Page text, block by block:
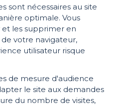
sont nécessaires au site
optimale. Vous
les supprimer en
votre navigateur,
utilisateur risque
de mesure d'audience
le site aux demandes
du nombre de visites,